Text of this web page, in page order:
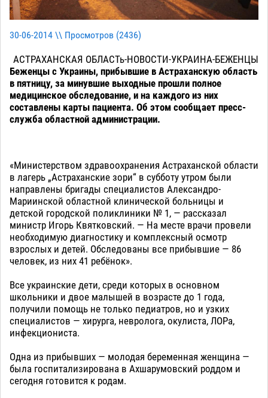
30-06-2014 \\ Просмотров (2436)
АСТРАХАНСКАЯ ОБЛАСТь-НОВОСТИ-УКРАИНА-БЕЖЕНЦЫ
Беженцы с Украины, прибывшие в Астраханскую область
в пятницу, за минувшие выходные прошли полное
медицинское обследование, и на каждого из них
составлены карты пациента. Об этом сообщает пресс-
служба областной администрации.
«Министерством здравоохранения Астраханской области
в лагерь „Астраханские зори“ в субботу утром были
направлены бригады специалистов Александро-
Мариинской областной клинической больницы и
детской городской поликлиники № 1, — рассказал
министр Игорь Квятковский. — На месте врачи провели
необходимую диагностику и комплексный осмотр
взрослых и детей. Обследованы все прибывшие — 86
человек, из них 41 ребёнок».
Все украинские дети, среди которых в основном
школьники и двое малышей в возрасте до 1 года,
получили помощь не только педиатров, но и узких
специалистов — хирурга, невролога, окулиста, ЛОРа,
инфекциониста.
Одна из прибывших — молодая беременная женщина —
была госпитализирована в Ахшарумовский роддом и
сегодня готовится к родам.